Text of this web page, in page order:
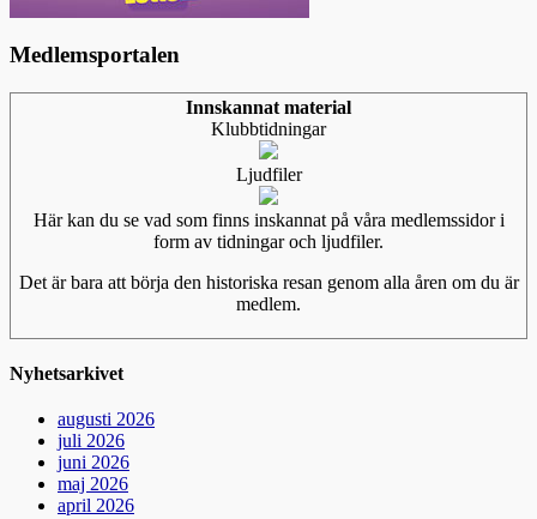
Medlemsportalen
Innskannat material
Klubbtidningar
Ljudfiler
Här kan du se vad som finns inskannat på våra medlemssidor i
form av tidningar och ljudfiler.
Det är bara att börja den historiska resan genom alla åren om du är
medlem.
Nyhetsarkivet
augusti 2026
juli 2026
juni 2026
maj 2026
april 2026